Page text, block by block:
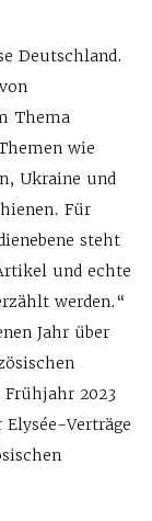
Deutschland.
Thema
wie
Ukraine und
Für
steht
und echte
werden.“
Jahr über
2023
Verträge